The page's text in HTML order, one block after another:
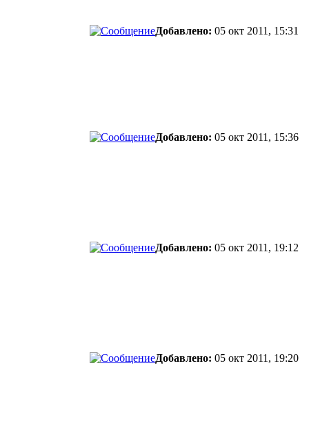
Добавлено: 05 окт 2011, 15:31
Добавлено: 05 окт 2011, 15:36
Добавлено: 05 окт 2011, 19:12
Добавлено: 05 окт 2011, 19:20